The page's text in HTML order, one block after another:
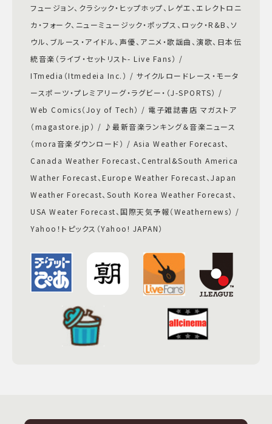
フュージョン、クラシック・ヒップホップ、レゲエ、エレクトロニ
カ・フォーク、ニューミュージック・ポップス、ロック・R&B、ソ
ウル、ブルース・アイドル、声優、アニメ・歌謡曲、演歌、日本伝
統音楽（ライブ・セットリスト- Live Fans） /
ITmedia（Itmedeia Inc.） / サイクルロードレース・モータ
ースポーツ・プレミアリーグ・ラグビー・（J-SPORTS） /
Web Comics（Joy of Tech） / 電子雑誌書店 マガストア
（magastore.jp） / ♪最新音楽ランキング＆音楽ニュース
（mora音楽ダウンロード） / Asia Weather Forecast、
Canada Weather Forecast、Central&South America
Wather Forecast、Europe Weather Forecast、Japan
Weather Forecast、South Korea Weather Forecast、
USA Weater Forecast、国際天気予報（Weathernews） /
Yahoo！トピックス（Yahoo! JAPAN）